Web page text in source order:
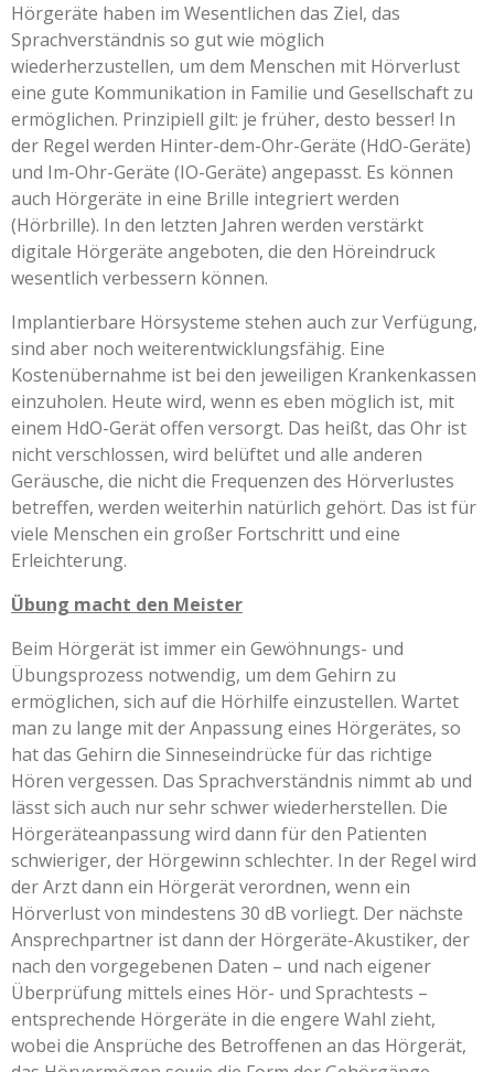
Hörgeräte haben im Wesentlichen das Ziel, das
Sprachverständnis so gut wie möglich
wiederherzustellen, um dem Menschen mit Hörverlust
eine gute Kommunikation in Familie und Gesellschaft zu
ermöglichen. Prinzipiell gilt: je früher, desto besser! In
der Regel werden Hinter-dem-Ohr-Geräte (HdO-Geräte)
und Im-Ohr-Geräte (IO-Geräte) angepasst. Es können
auch Hörgeräte in eine Brille integriert werden
(Hörbrille). In den letzten Jahren werden verstärkt
digitale Hörgeräte angeboten, die den Höreindruck
wesentlich verbessern können.
Implantierbare Hörsysteme stehen auch zur Verfügung,
sind aber noch weiterentwicklungsfähig. Eine
Kostenübernahme ist bei den jeweiligen Krankenkassen
einzuholen. Heute wird, wenn es eben möglich ist, mit
einem HdO-Gerät offen versorgt. Das heißt, das Ohr ist
nicht verschlossen, wird belüftet und alle anderen
Geräusche, die nicht die Frequenzen des Hörverlustes
betreffen, werden weiterhin natürlich gehört. Das ist für
viele Menschen ein großer Fortschritt und eine
Erleichterung.
Übung macht den Meister
Beim Hörgerät ist immer ein Gewöhnungs- und
Übungsprozess notwendig, um dem Gehirn zu
ermöglichen, sich auf die Hörhilfe einzustellen. Wartet
man zu lange mit der Anpassung eines Hörgerätes, so
hat das Gehirn die Sinneseindrücke für das richtige
Hören vergessen. Das Sprachverständnis nimmt ab und
lässt sich auch nur sehr schwer wiederherstellen. Die
Hörgeräteanpassung wird dann für den Patienten
schwieriger, der Hörgewinn schlechter. In der Regel wird
der Arzt dann ein Hörgerät verordnen, wenn ein
Hörverlust von mindestens 30 dB vorliegt. Der nächste
Ansprechpartner ist dann der Hörgeräte-Akustiker, der
nach den vorgegebenen Daten – und nach eigener
Überprüfung mittels eines Hör- und Sprachtests –
entsprechende Hörgeräte in die engere Wahl zieht,
wobei die Ansprüche des Betroffenen an das Hörgerät,